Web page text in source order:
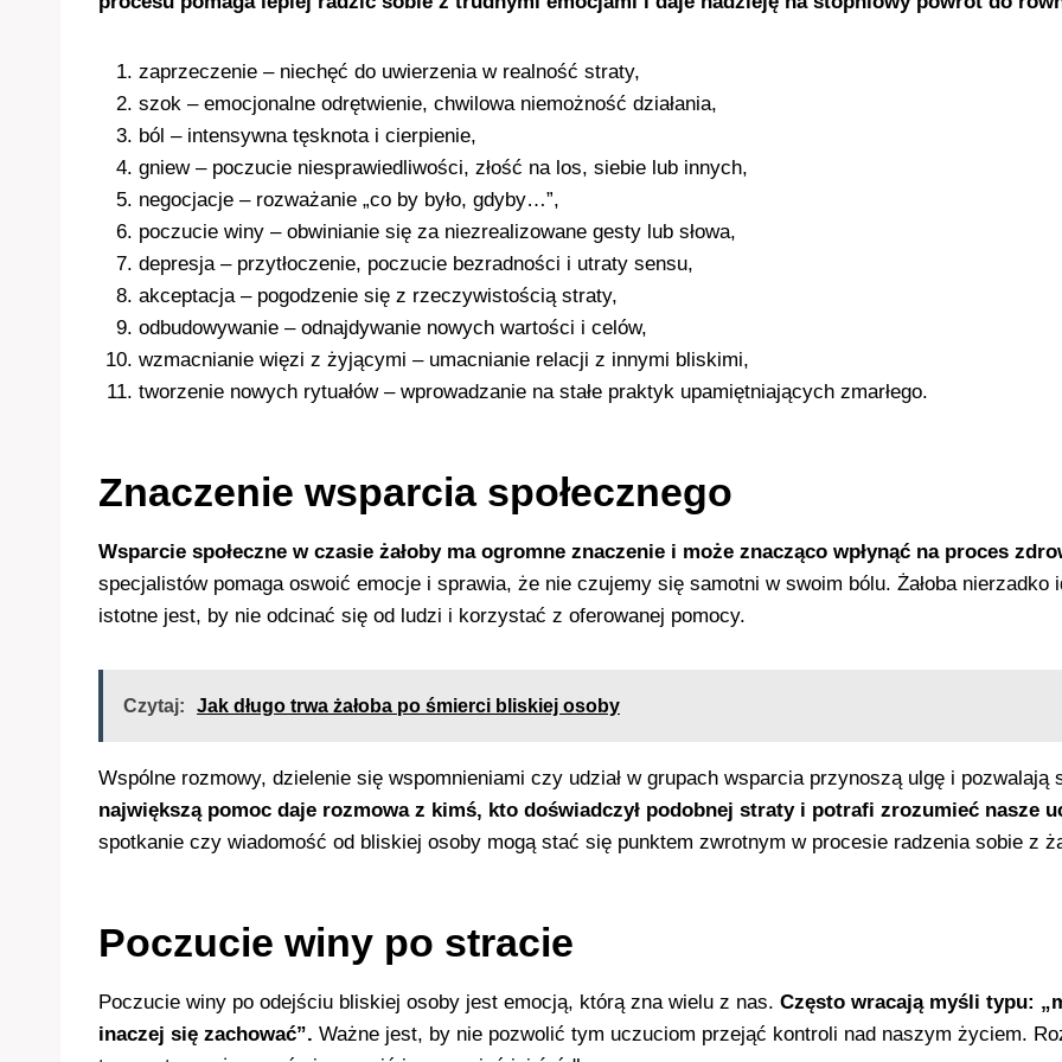
zaprzeczenie – niechęć do uwierzenia w realność straty,
szok – emocjonalne odrętwienie, chwilowa niemożność działania,
ból – intensywna tęsknota i cierpienie,
gniew – poczucie niesprawiedliwości, złość na los, siebie lub innych,
negocjacje – rozważanie „co by było, gdyby…”,
poczucie winy – obwinianie się za niezrealizowane gesty lub słowa,
depresja – przytłoczenie, poczucie bezradności i utraty sensu,
akceptacja – pogodzenie się z rzeczywistością straty,
odbudowywanie – odnajdywanie nowych wartości i celów,
wzmacnianie więzi z żyjącymi – umacnianie relacji z innymi bliskimi,
tworzenie nowych rytuałów – wprowadzanie na stałe praktyk upamiętniających zmarłego.
Znaczenie wsparcia społecznego
Wsparcie społeczne w czasie żałoby ma ogromne znaczenie i może znacząco wpłynąć na proces
specjalistów pomaga oswoić emocje i sprawia, że nie czujemy się samotni w swoim bólu. Żałoba
istotne jest, by nie odcinać się od ludzi i korzystać z oferowanej pomocy.
Czytaj: Jak długo trwa żałoba po śmierci bliskiej osoby
Wspólne rozmowy, dzielenie się wspomnieniami czy udział w grupach wsparcia przynoszą ulgę i
największą pomoc daje rozmowa z kimś, kto doświadczył podobnej straty i potrafi zrozumieć nasze
spotkanie czy wiadomość od bliskiej osoby mogą stać się punktem zwrotnym w procesie radzenia sobie z
Poczucie winy po stracie
Poczucie winy po odejściu bliskiej osoby jest emocją, którą zna wielu z nas. Często wracają myśli typu:
inaczej się zachować”. Ważne jest, by nie pozwolić tym uczuciom przejąć kontroli nad naszym życiem.